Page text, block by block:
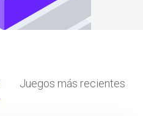
Juegos más recientes